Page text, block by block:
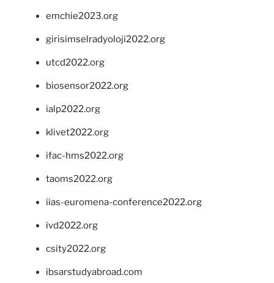
emchie2023.org
girisimselradyoloji2022.org
utcd2022.org
biosensor2022.org
ialp2022.org
klivet2022.org
ifac-hms2022.org
taoms2022.org
iias-euromena-conference2022.org
ivd2022.org
csity2022.org
ibsarstudyabroad.com